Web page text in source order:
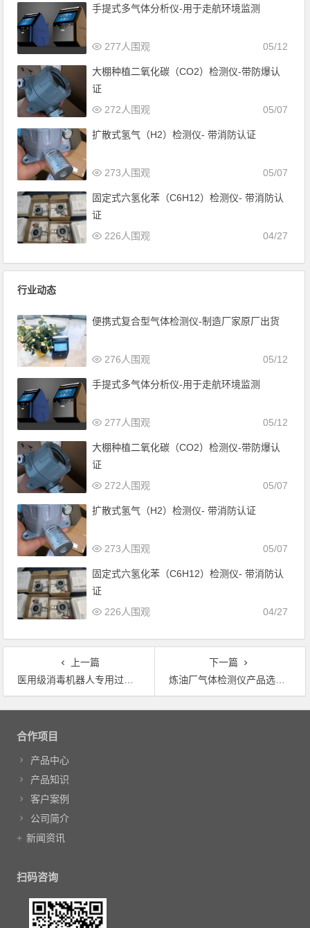
手提式多气体分析仪-用于走航环境监测
05/12
277人围观
大棚种植二氧化碳（CO2）检测仪-带防爆认
证
05/07
272人围观
扩散式氢气（H2）检测仪- 带消防认证
05/07
273人围观
固定式六氢化苯（C6H12）检测仪- 带消防认
证
04/27
226人围观
行业动态
便携式复合型气体检测仪-制造厂家原厂出货
05/12
276人围观
手提式多气体分析仪-用于走航环境监测
05/12
277人围观
大棚种植二氧化碳（CO2）检测仪-带防爆认
证
05/07
272人围观
扩散式氢气（H2）检测仪- 带消防认证
05/07
273人围观
固定式六氢化苯（C6H12）检测仪- 带消防认
证
04/27
226人围观
上一篇
医用级消毒机器人专用过氧化氢传感器模块选型方案
下一篇
炼油厂气体检测仪产品选型解决方案
文章导航
合作项目
产品中心
产品知识
客户案例
公司简介
新闻资讯
扫码咨询